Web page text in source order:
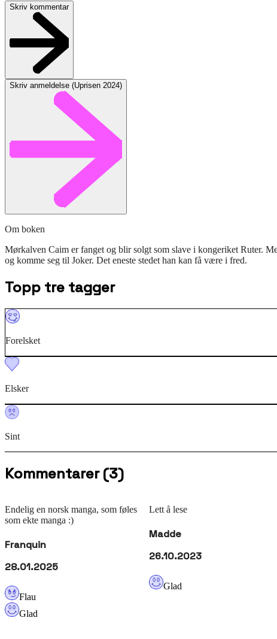
Skriv kommentar
Skriv anmeldelse (Uprisen 2024)
Om boken
Mørkalven Caim er fanget og blir solgt som slave i kongeriket Ruter.
og komme seg til Joker. Det eneste stedet han kan få være i fred.
Topp tre tagger
Forelsket
Elsker
Sint
Kommentarer(3)
Endelig en norsk manga, som føles
som ekte manga :)
Franquin
28.01.2025
Flau
Glad
Lett å lese
Madde
26.10.2023
Glad